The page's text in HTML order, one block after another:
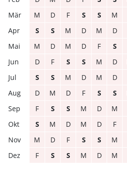
M
D F S S M
S
S M D M D
M
D M D F S
D
F S S M D
S
S M D M D
D
M D F S S
F
S S M D M
S
M D M D F
M
D F S S M
F
S S M D M